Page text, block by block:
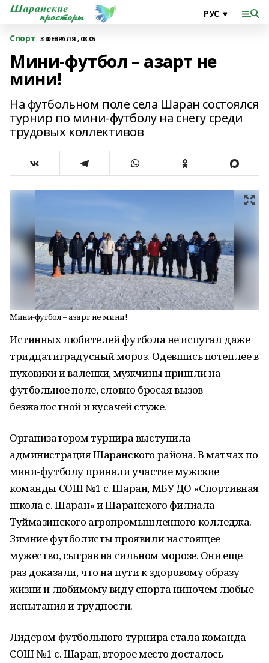
Спорт 3 ФЕВРАЛЯ , 08:05
Мини-футбол – азарт не
мини!
На футбольном поле села Шаран состоялся
турнир по мини-футболу на снегу среди
трудовых коллективов
Мини-футбол – азарт не мини!
Истинных любителей футбола не испугал даже
тридцатиградусный мороз. Одевшись потеплее в
пуховики и валенки, мужчины пришли на
футбольное поле, словно бросая вызов
безжалостной и кусачей стуже.
Организатором турнира выступила
администрация Шаранского района. В матчах по
мини-футболу приняли участие мужские
команды СОШ №1 с. Шаран, МБУ ДО «Спортивная
школа с. Шаран» и Шаранского филиала
Туймазинского агропромышленного колледжа.
Зимние футболисты проявили настоящее
мужество, сыграв на сильном морозе. Они еще
раз доказали, что на пути к здоровому образу
жизни и любимому виду спорта нипочем любые
испытания и трудности.
Лидером футбольного турнира стала команда
СОШ №1 с. Шаран, второе место досталось